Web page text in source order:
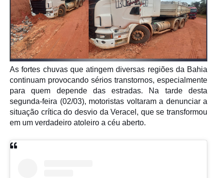
As fortes chuvas que atingem diversas regiões da Bahia
continuam provocando sérios transtornos, especialmente
para quem depende das estradas. Na tarde desta
segunda-feira (02/03), motoristas voltaram a denunciar a
situação crítica do desvio da Veracel, que se transformou
em um verdadeiro atoleiro a céu aberto.